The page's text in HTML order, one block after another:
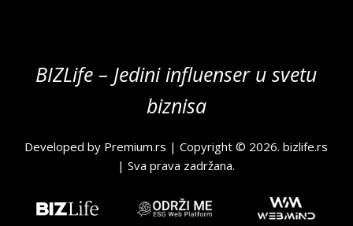
BIZLife – Jedini influenser u svetu
biznisa
Developed by Premium.rs | Copyright © 2026.bizlife.rs
| Sva prava zadržana.